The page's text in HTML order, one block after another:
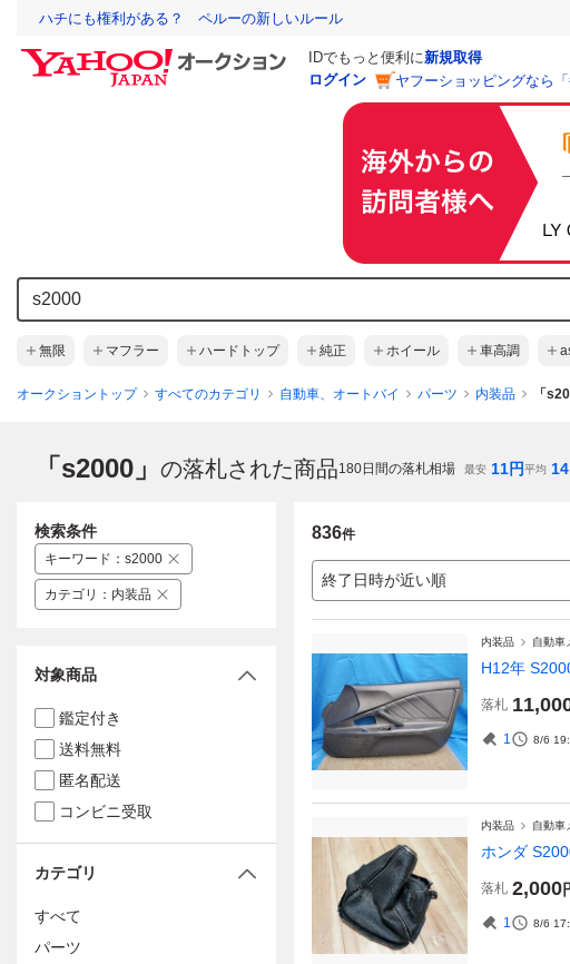
ハチにも権利がある？ ペルーの新しいルール
IDでもっと便利に新規取得
ログイン
ヤフーショッピングなら
無限 マフラー ハードトップ 純正 ホイール 車高調
オークショントップ すべてのカテゴリ 自動車、オートバイ パーツ 内装品 「
「s2000」 の落札された商品180日間の落札相場 最安 11円平均
836件
終了日時が近い順
内装品 自動車
H12年
落札
1 8/6
内装品 自動車
ホンダ
落札 2,000
1 8/6
検索条件
キーワード ： s2000
カテゴリ ： 内装品
対象商品
鑑定付き
送料無料
匿名配送
コンビニ受取
カテゴリ
すべて
パーツ